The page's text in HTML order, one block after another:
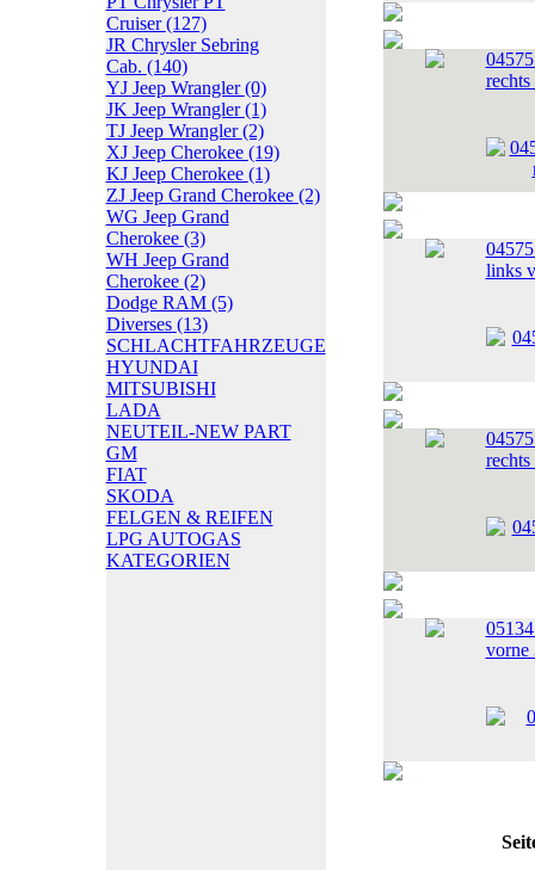
Cruiser(127)
JR Chrysler Sebring
Cab. (140)
YJ Jeep Wrangler(0)
JK Jeep Wrangler(1)
TJ Jeep Wrangler(2)
XJ Jeep Cherokee (19)
KJ Jeep Cherokee (1)
ZJ Jeep Grand Cherokee (2)
WG Jeep Grand
Cherokee (3)
WH Jeep Grand
Cherokee (2)
Dodge RAM (5)
Diverses (13)
SCHLACHTFAHRZEUGE
HYUNDAI
MITSUBISHI
LADA
NEUTEIL-NEW PART
GM
FIAT
SKODA
FELGEN & REIFEN
LPG AUTOGAS
KATEGORIEN
links
vorne